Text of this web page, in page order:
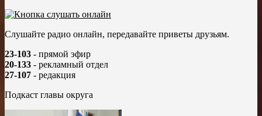
Слушайте радио онлайн, передавайте приветы друзьям.
23-103 - прямой эфир
20-133 - рекламный отдел
27-107 - редакция
Подкаст главы округа